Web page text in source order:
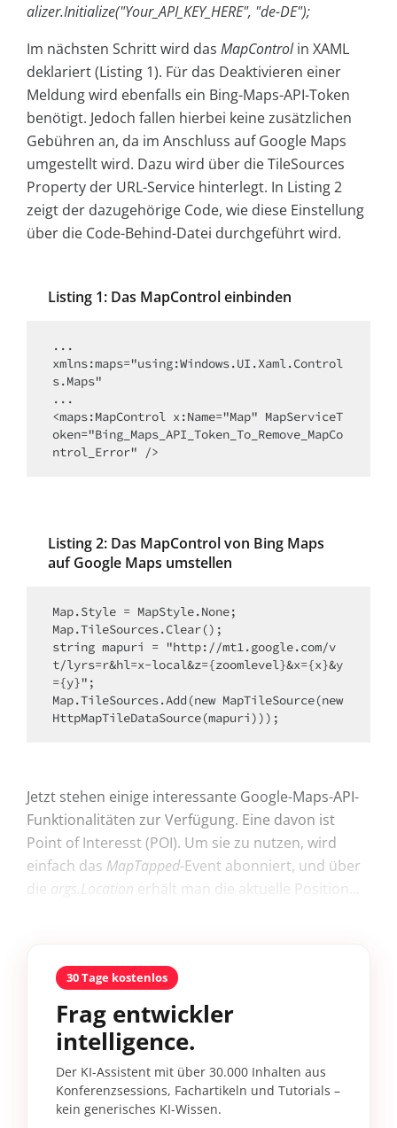
alizer.Initialize("Your_API_KEY_HERE", "de-DE");
Im nächsten Schritt wird das MapControlin XAML
deklariert (Listing 1). Für das Deaktivieren einer
Meldung wird ebenfalls ein Bing-Maps-API-Token
benötigt. Jedoch fallen hierbei keine zusätzlichen
Gebühren an, da im Anschluss auf Google Maps
umgestellt wird. Dazu wird über die TileSources
Property der URL-Service hinterlegt. In Listing 2
zeigt der dazugehörige Code, wie diese Einstellung
über die Code-Behind-Datei durchgeführt wird.
Listing 1: Das MapControl einbinden
...
xmlns:maps="using:Windows.UI.Xaml.Control
s.Maps"
...
<maps:MapControl x:Name="Map" MapServiceT
oken="Bing_Maps_API_Token_To_Remove_MapCo
ntrol_Error" />
Listing 2: Das MapControl von Bing Maps
auf Google Maps umstellen
Map.Style = MapStyle.None;
Map.TileSources.Clear();
string mapuri = "http://mt1.google.com/v
t/lyrs=r&hl=x-local&z={zoomlevel}&x={x}&y
={y}";
Map.TileSources.Add(new MapTileSource(new
HttpMapTileDataSource(mapuri)));
Jetzt stehen einige interessante Google-Maps-API-
Funktionalitäten zur Verfügung. Eine davon ist
Point of Interesst (POI). Um sie zu nutzen, wird
einfach das MapTapped-Event abonniert, und über
die args.Location erhält man die aktuelle Position...
30 Tage kostenlos
Frag entwickler
intelligence.
Der KI-Assistent mit über 30.000 Inhalten aus
Konferenzsessions, Fachartikeln und Tutorials –
kein generisches KI-Wissen.